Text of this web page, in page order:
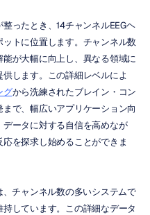
ったとき、14チャンネルEEGヘ
トに位置します。チャンネル数
が大幅に向上し、異なる領域に
します。この詳細レベルによ
グから洗練されたブレイン・コン
で、幅広いアプリケーション向
ータに対する自信を高めなが
を探求し始めることができま
チャンネル数の多いシステムで
しています。この詳細なデータ